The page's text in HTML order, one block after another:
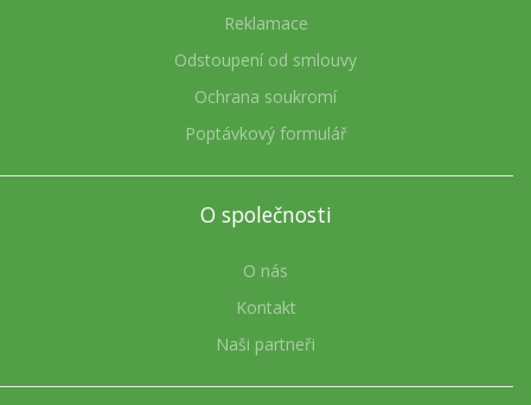
Reklamace
Odstoupení od smlouvy
Ochrana soukromí
Poptávkový formulář
O společnosti
O nás
Kontakt
Naši partneři